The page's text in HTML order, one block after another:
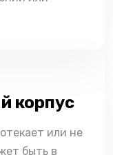
корпус
или не
быть в